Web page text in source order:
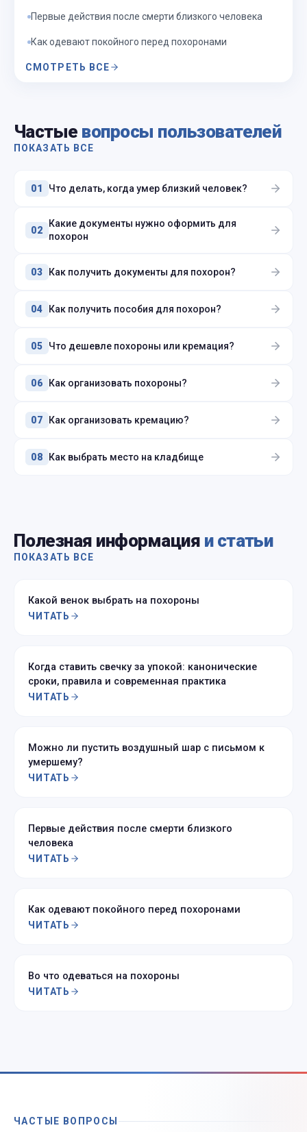
Первые действия после смерти близкого человека
Как одевают покойного перед похоронами
СМОТРЕТЬ ВСЕ
Частые вопросы пользователей
ПОКАЗАТЬ ВСЕ
01 Что делать, когда умер близкий человек?
02
Какие документы нужно оформить для
похорон
03 Как получить документы для похорон?
04 Как получить пособия для похорон?
05 Что дешевле похороны или кремация?
06 Как организовать похороны?
07 Как организовать кремацию?
08 Как выбрать место на кладбище
Полезная информация и статьи
ПОКАЗАТЬ ВСЕ
Какой венок выбрать на похороны
ЧИТАТЬ
Когда ставить свечку за упокой: канонические
сроки, правила и современная практика
ЧИТАТЬ
Можно ли пустить воздушный шар с письмом к
умершему?
ЧИТАТЬ
Первые действия после смерти близкого
человека
ЧИТАТЬ
Как одевают покойного перед похоронами
ЧИТАТЬ
Во что одеваться на похороны
ЧИТАТЬ
ЧАСТЫЕ ВОПРОСЫ